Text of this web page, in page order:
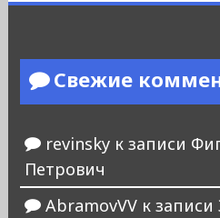
Свежие
revinskyк записи
Петрович
AbramovVVк записи